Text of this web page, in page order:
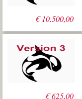
€10.500,00
€625,00